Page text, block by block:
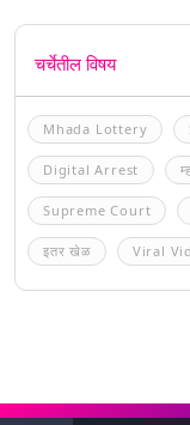
चर्चेतील विषय
Mhada Lottery
Digital Arrest
Supreme Court
इतर खेळ Viral